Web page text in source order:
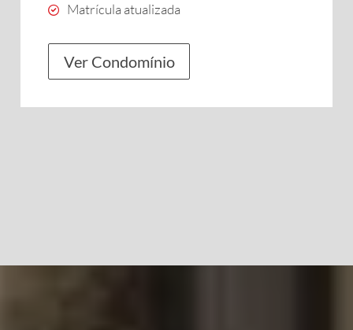
Matrícula atualizada
Ver Condomínio